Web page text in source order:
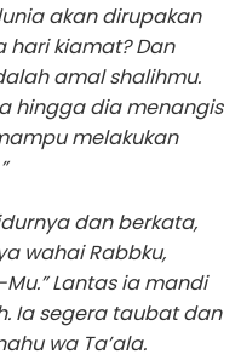
akan dirupakan
hari kiamat? Dan
amal shalihmu.
hingga dia menangis
melakukan
dan berkata,
wahai Rabbku,
Lantas ia mandi
Ia segera taubat dan
wa Ta’ala.